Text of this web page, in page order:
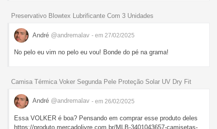
Preservativo Blowtex Lubrificante Com 3 Unidades
André @andremalav - em 27/02/2025
No pelo eu vim no pelo eu vou! Bonde do pé na grama!
Camisa Térmica Voker Segunda Pele Proteção Solar UV Dry Fit
André @andremalav - em 26/02/2025
Essa VOLKER é boa? Pensando em comprar esse produto deles
https://produto.mercadolivre.com.br/MLB-3401043657-camisetas-